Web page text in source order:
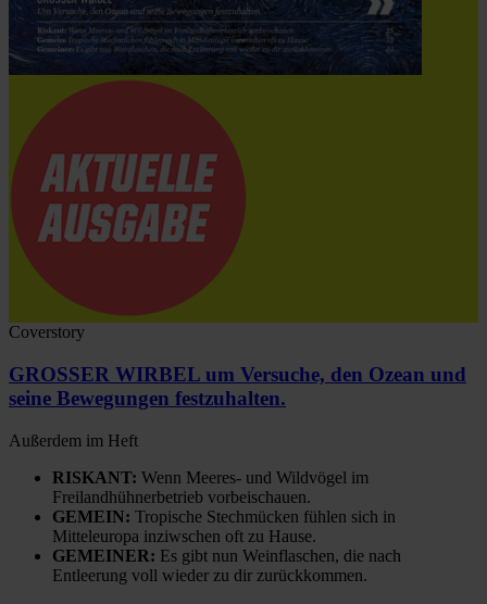
Coverstory
GROSSER WIRBEL um Versuche, den Ozean und
seine Bewegungen festzuhalten.
Außerdem im Heft
RISKANT: Wenn Meeres- und Wildvögel im
Freilandhühnerbetrieb vorbeischauen.
GEMEIN: Tropische Stechmücken fühlen sich in
Mitteleuropa inziwschen oft zu Hause.
GEMEINER: Es gibt nun Weinflaschen, die nach
Entleerung voll wieder zu dir zurückkommen.